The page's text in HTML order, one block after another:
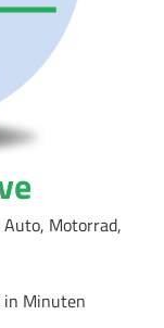
Motorrad,
in Minuten